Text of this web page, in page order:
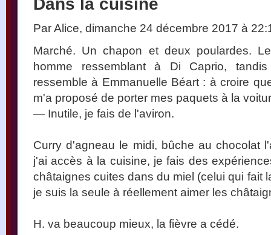
Dans la cuisine
Par Alice, dimanche 24 décembre 2017 à
Marché. Un chapon et deux poulardes.
homme ressemblant à Di Caprio,
ressemble à Emmanuelle Béart : à croire
m'a proposé de porter mes paquets à la
— Inutile, je fais de l'aviron.
Curry d'agneau le midi, bûche au chocolat
j'ai accès à la cuisine, je fais des
châtaignes cuites dans du miel (celui qui fait
je suis la seule à réellement aimer les
H. va beaucoup mieux, la fièvre a cédé.